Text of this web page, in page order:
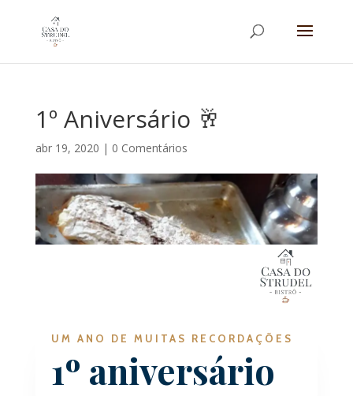
1º Aniversário 🥂
abr 19, 2020 | 0 Comentários
UM ANO DE MUITAS RECORDAÇÕES
1º aniversário